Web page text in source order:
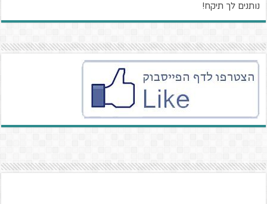
נותנים לך תיקח!